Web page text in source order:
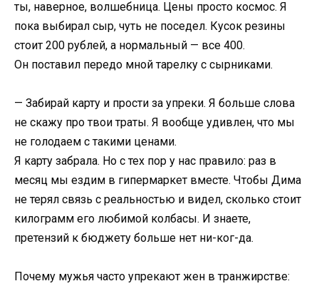
ты, наверное, волшебница. Цены просто космос. Я
пока выбирал сыр, чуть не поседел. Кусок резины
стоит 200 рублей, а нормальный — все 400.
Он поставил передо мной тарелку с сырниками.
— Забирай карту и прости за упреки. Я больше слова
не скажу про твои траты. Я вообще удивлен, что мы
не голодаем с такими ценами.
Я карту забрала. Но с тех пор у нас правило: раз в
месяц мы ездим в гипермаркет вместе. Чтобы Дима
не терял связь с реальностью и видел, сколько стоит
килограмм его любимой колбасы. И знаете,
претензий к бюджету больше нет ни-ког-да.
Почему мужья часто упрекают жен в транжирстве: